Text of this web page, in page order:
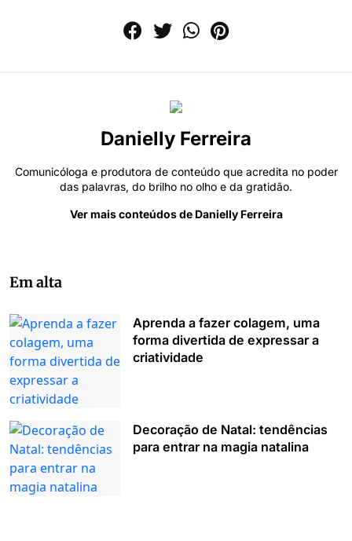
Danielly Ferreira
Comunicóloga e produtora de conteúdo que acredita no poder
das palavras, do brilho no olho e da gratidão.
Ver mais conteúdos de Danielly Ferreira
Em alta
Aprenda a fazer colagem, uma
forma divertida de expressar a
criatividade
Decoração de Natal: tendências
para entrar na magia natalina